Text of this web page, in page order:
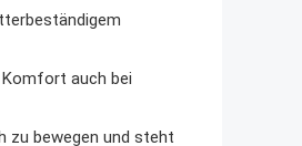
Komfort auch bei
zu bewegen und steht